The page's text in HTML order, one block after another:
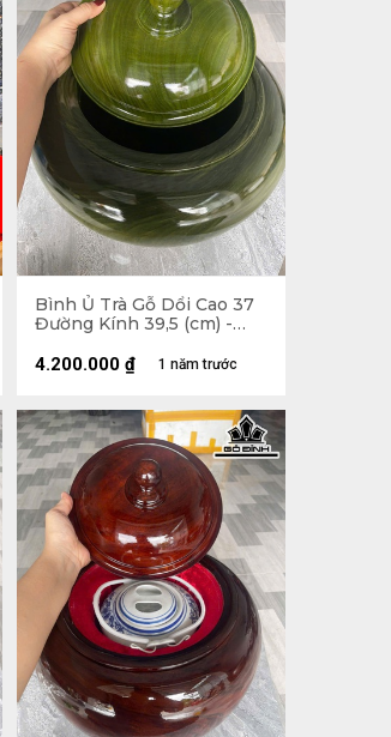
Bình Ủ Trà Gỗ Dổi Cao 37
Đường Kính 39,5 (cm) -
1 năm trước
4.200.000 ₫